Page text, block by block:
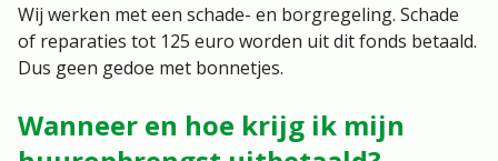
Wij werken met een schade- en borgregeling. Schade
of reparaties tot 125 euro worden uit dit fonds betaald.
Dus geen gedoe met bonnetjes.
Wanneer en hoe krijg ik mijn